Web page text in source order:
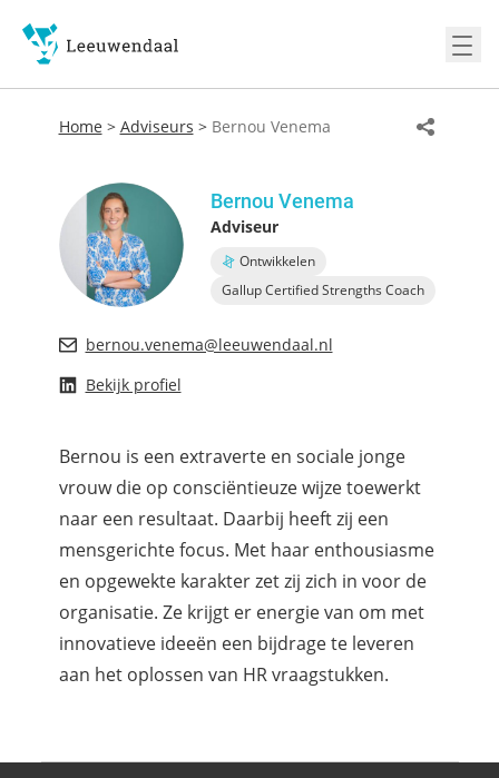
Home > Adviseurs > Bernou Venema
Bernou Venema
Adviseur
Ontwikkelen
Gallup Certified Strengths Coach
bernou.venema@leeuwendaal.nl
Bekijk profiel
Bernou is een extraverte en sociale jonge
vrouw die op consciëntieuze wijze toewerkt
naar een resultaat. Daarbij heeft zij een
mensgerichte focus. Met haar enthousiasme
en opgewekte karakter zet zij zich in voor de
organisatie. Ze krijgt er energie van om met
innovatieve ideeën een bijdrage te leveren
aan het oplossen van HR vraagstukken.